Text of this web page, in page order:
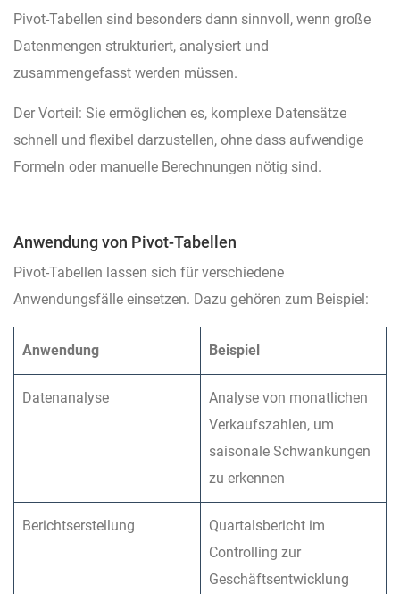
Pivot-Tabellen sind besonders dann sinnvoll, wenn große
Datenmengen strukturiert, analysiert und
zusammengefasst werden müssen.
Der Vorteil: Sie ermöglichen es, komplexe Datensätze
schnell und flexibel darzustellen, ohne dass aufwendige
Formeln oder manuelle Berechnungen nötig sind.
Anwendung von Pivot-Tabellen
Pivot-Tabellen lassen sich für verschiedene
Anwendungsfälle einsetzen. Dazu gehören zum Beispiel:
Anwendung Beispiel
Datenanalyse
Analyse von monatlichen
Verkaufszahlen, um
saisonale Schwankungen
zu erkennen
Berichtserstellung
Quartalsbericht im
Controlling zur
Geschäftsentwicklung